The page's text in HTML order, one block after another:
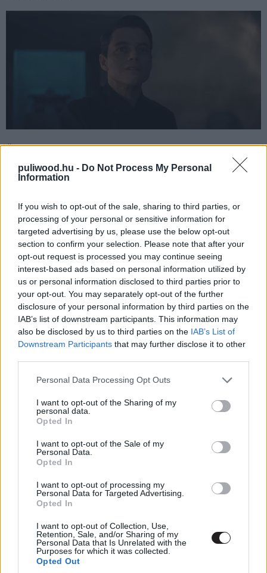
puliwood.hu - Do Not Process My Personal
Information
If you wish to opt-out of the sale, sharing to third parties, or
processing of your personal or sensitive information for
targeted advertising by us, please use the below opt-out
section to confirm your selection. Please note that after your
opt-out request is processed you may continue seeing
interest-based ads based on personal information utilized by
us or personal information disclosed to third parties prior to
your opt-out. You may separately opt-out of the further
disclosure of your personal information by third parties on the
IAB’s list of downstream participants. This information may
also be disclosed by us to third parties on the IAB’s List of
Downstream Participants that may further disclose it to other
Please note that this website/app uses one or more Google
not limited to your visit or usage behaviour. You may click to
grant or deny consent to Google and its third-party tags to
use your data for below specified purposes in below Google
consent section.
Personal Data Processing Opt Outs
I want to opt-out of the Sharing of my
personal data.
Opted In
I want to opt-out of the Sale of my
Personal Data.
Opted In
I want to opt-out of processing my
Personal Data for Targeted Advertising.
Opted In
I want to opt-out of Collection, Use,
Retention, Sale, and/or Sharing of my
Personal Data that Is Unrelated with the
Purposes for which it was collected.
Opted Out
Összességében tehát ahogy írtam a felvezetőben is, én
inkább bírtam ezt a filmet mint nem, noha elismerem,
hogy ez az erős első félidőnek és az érzelmes
felének vagy a sajnos eléggé felejthető főgonosznak.
Nemrég rangsoroltuk a szerkesztőkkel az öt Craig-féle
Bond filmet és szerintem tökéletes helye van a középső,
harmadik helyen a Skyfall és a Casino Royale után. Főleg
egy rendezőváltás és egy telibe kapott COVID után.
Nektek hogy tetszett a film? Mit gondoltok a leírtakról?
Beszéljük meg kommentben!
Címkék: #bond #james bond #no time to die
#nincs
idő meghalni
#spoileres kibeszélő #daniel craig
#rami
Hozzászólások